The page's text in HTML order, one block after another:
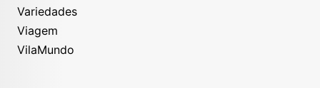
Variedades
Viagem
VilaMundo